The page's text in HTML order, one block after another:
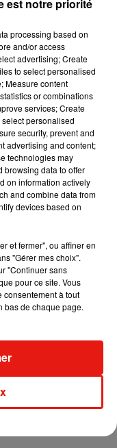
clip
le remix de « Love
Minogue
le single le plus
dévoilent leur
Selena Gomez et
est notre priorité
processing based on
and/or access
advertising; Create
to select personalised
Measure content
or combinations
services; Create
personalised
security, prevent and
advertising and content;
technologies may
browsing data to offer
on information actively
and combine data from
devices based on
et fermer", ou affiner en
"Gérer mes choix".
"Continuer sans
pour ce site. Vous
consentement à tout
bas de chaque page.